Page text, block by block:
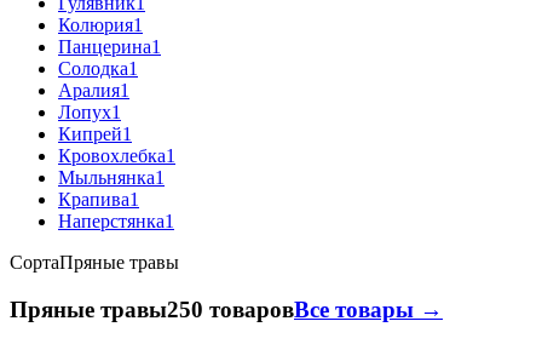
Колюрия1
Панцерина1
Солодка1
Аралия1
Лопух1
Кипрей1
Кровохлебка1
Мыльнянка1
Крапива1
Наперстянка1
СортаПряные травы
Пряные травы250 товаровВсе товары →